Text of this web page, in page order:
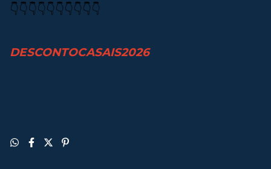
👇👇👇👇👇👇👇👇👇👇
DESCONTOCASAIS2026